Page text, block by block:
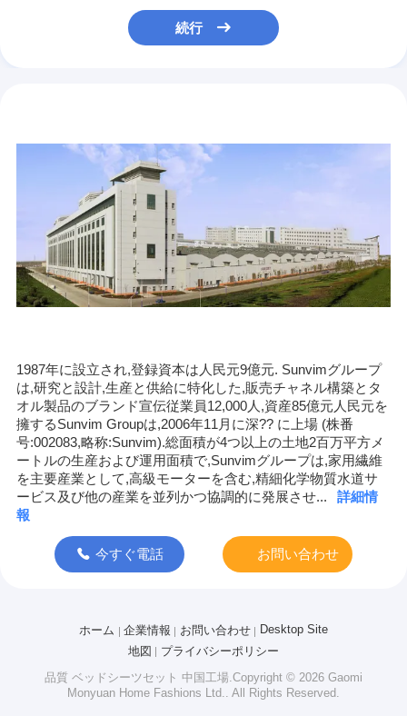
ポリエステル 綿 ジャックワード シャワーカーディン グレー ストライプ シャワーカーディン
100% 綿のシーサッカー ブランケット ピンク ベッド ブランケット キングサイズ
グレー キングサイズ デュベットカバー OEM ホテル クリフトセット フルサイズ クイーンサイズ
続行
1987年に設立され,登録資本は人民元9億元. Sunvimグループ
は,研究と設計,生産と供給に特化した,販売チャネル構築とタ
オル製品のブランド宣伝従業員12,000人,資産85億元人民元を
擁するSunvim Groupは,2006年11月に深?? に上場 (株番
号:002083,略称:Sunvim).総面積が4つ以上の土地2百万平方メ
ートルの生産および運用面積で,Sunvimグループは,家用繊維
を主要産業として,高級モーターを含む,精細化学物質水道サ
ービス及び他の産業を並列かつ協調的に発展させ...
詳細情
報
今すぐ電話 お問い合わせ
ホーム 企業情報 お問い合わせ
Desktop Site
地図
プライバシーポリシー
品質 ベッドシーツセット 中国工場.Copyright © 2026 Gaomi
Monyuan Home Fashions Ltd.. All Rights Reserved.